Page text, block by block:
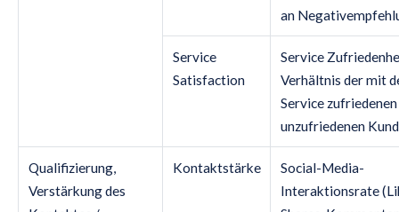
an
Service
Satisfaction
Service
Verhältnis der mit
Service
unzufriedenen
Qualifizierung,
Verstärkung des
Kontaktstärke
Social-Media-
Interaktionsrate